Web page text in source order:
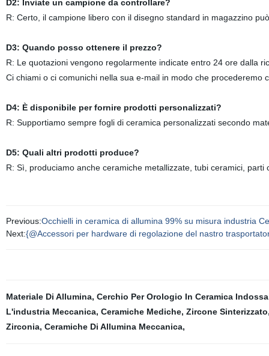
D2: Inviate un campione da controllare?
R: Certo, il campione libero con il disegno standard in magazzino
D3: Quando posso ottenere il prezzo?
R: Le quotazioni vengono regolarmente indicate entro 24 ore dalla
Ci chiami o ci comunichi nella sua e-mail in modo che procederemo
D4: È disponibile per fornire prodotti personalizzati?
R: Supportiamo sempre fogli di ceramica personalizzati secondo
D5: Quali altri prodotti produce?
R: Sì, produciamo anche ceramiche metallizzate, tubi ceramici,
Previous:Occhielli in ceramica di allumina 99% su misura industria
Next:{@Accessori per hardware di regolazione del nastro
Materiale Di Allumina, Cerchio Per Orologio In Ceramica
L'industria Meccanica, Ceramiche Mediche, Zircone Sinterizzato
Zirconia, Ceramiche Di Allumina Meccanica,